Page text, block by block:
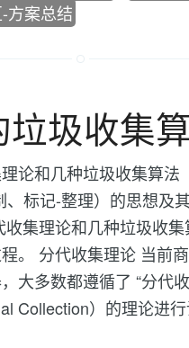
方案总结
圾收集
论和几种垃圾收集算法
、标记-整理）的思想及
集理论和几种垃圾收
。 分代收集理论 当前
大多数都遵循了 “分代
Collection）的理论进